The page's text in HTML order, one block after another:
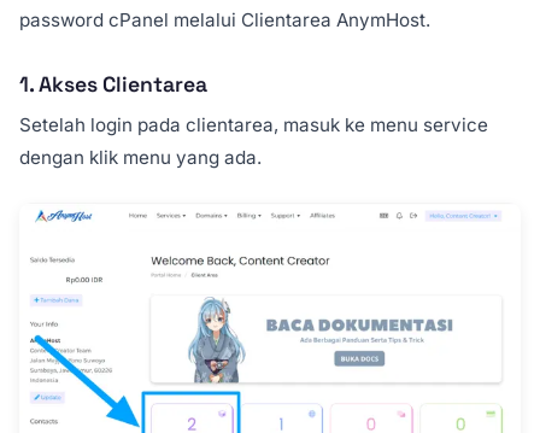
password cPanel melalui Clientarea AnymHost.
1. Akses Clientarea
Setelah login pada clientarea, masuk ke menu service
dengan klik menu yang ada.